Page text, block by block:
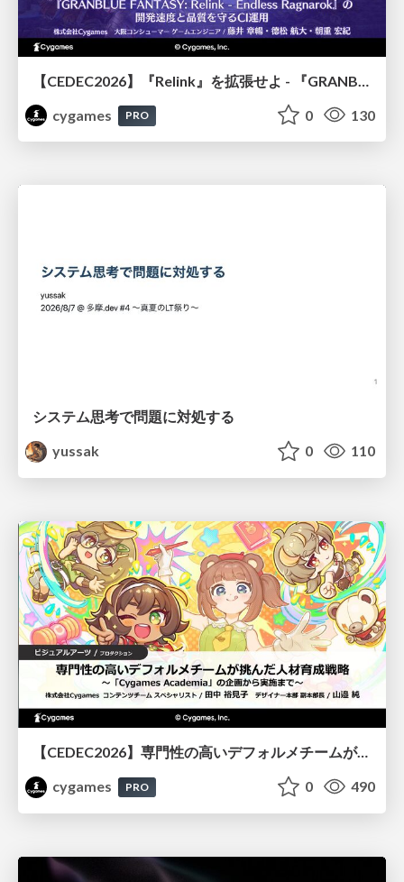
cygames
PRO 0 130
システム思考で問題に対処する
yussak
0 110
【CEDEC2026】専門性の高いデフォルメチームが挑んだ人材育成戦略 〜Cygames Academiaの企画から実施まで〜
cygames
PRO 0 490